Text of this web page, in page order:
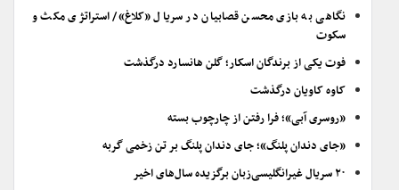
نگاهی به بازی محسن قصابیان در سریال «کلاغ»/ استراتژی مکث و
سکوت
فوت یکی از برندگان اسکار؛ گلن هانسارد درگذشت
کاوه کاویان درگذشت
«روسری آبی»؛ فرا رفتن از چارچوب بسته
«جای دندان پلنگ»؛ جای دندان پلنگ بر تن زخمی گربه
۲۰ سریال غیرانگلیسی‌زبان برگزیده سال‌های اخیر